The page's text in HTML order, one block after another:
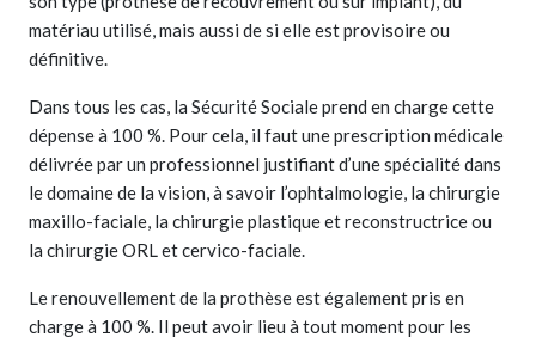
matériau utilisé, mais aussi de si elle est provisoire ou
définitive.
Dans tous les cas, la Sécurité Sociale prend en charge cette
dépense à 100 %. Pour cela, il faut une prescription médicale
délivrée par un professionnel justifiant d’une spécialité dans
le domaine de la vision, à savoir l’ophtalmologie, la chirurgie
maxillo-faciale, la chirurgie plastique et reconstructrice ou
la chirurgie ORL et cervico-faciale.
Le renouvellement de la prothèse est également pris en
charge à 100 %. Il peut avoir lieu à tout moment pour les